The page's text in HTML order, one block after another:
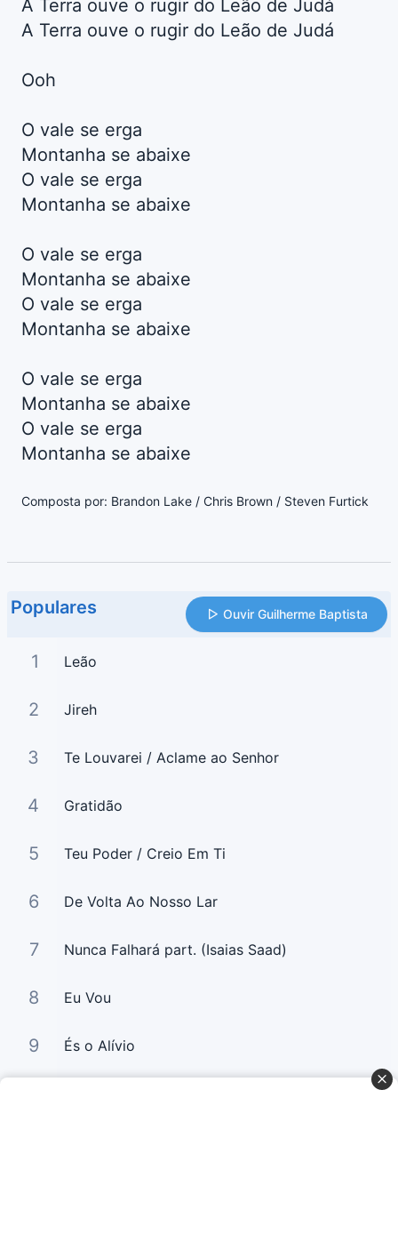
A Terra ouve o rugir do Leão de Judá
A Terra ouve o rugir do Leão de Judá
Ooh
O vale se erga
Montanha se abaixe
O vale se erga
Montanha se abaixe
O vale se erga
Montanha se abaixe
O vale se erga
Montanha se abaixe
O vale se erga
Montanha se abaixe
O vale se erga
Montanha se abaixe
Composta por: Brandon Lake / Chris Brown / Steven Furtick
Populares Ouvir Guilherme Baptista
1 Leão
2 Jireh
3 Te Louvarei / Aclame ao Senhor
4 Gratidão
5 Teu Poder / Creio Em Ti
6 De Volta Ao Nosso Lar
7 Nunca Falhará part. (Isaias Saad)
8 Eu Vou
9 És o Alívio